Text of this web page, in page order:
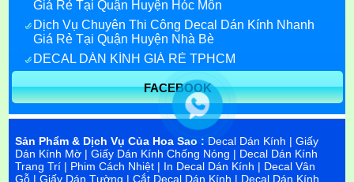
Dịch Vụ Chuyên Thi Công Decal Dán Kính Nhanh
Giá Rẻ Tại Quận Huyện Nhà Bè
DECAL DÁN KÍNH GIÁ RẺ TPHCM
Decal Dán Kính Giá Rẻ quận 7
Decal dán kính quận 1
Decal dán kính bắc ninh
Decal dán kính tại bình dương
In decal dán kính trang trí
Decal dán kính phản quang tphcm
FACEBOOK
Sản Phẩm & Dịch Vụ Của Hoa Sao : Decal Dán Kính |Giấy
Dán Kính Mờ |Giấy Dán Kính Chống Nóng | Decal Dán Kính
Trang Trí | Phim Cách Nhiệt | In Decal Dán Kính | Decal Vân
Gỗ |Giấy Dán Tường |Cắt Decal Dán Kính | Decal Dán Kính